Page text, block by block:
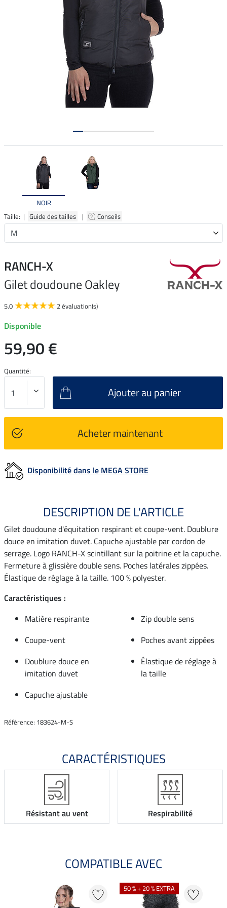
NOIR
Taille: | Guide des tailles | Conseils
RANCH-X
Gilet doudoune Oakley
5.0 2 évaluation(s)
Disponible
59,90 €
Quantité:
Ajouter au panier
Acheter maintenant
Disponibilité dans le MEGA STORE
DESCRIPTION DE L'ARTICLE
Gilet doudoune d'équitation respirant et coupe-vent. Doublure
douce en imitation duvet. Capuche ajustable par cordon de
serrage. Logo RANCH-X scintillant sur la poitrine et la capuche.
Fermeture à glissière double sens. Poches latérales zippées.
Élastique de réglage à la taille. 100 % polyester.
Caractéristiques :
Matière respirante
Zip double sens
Coupe-vent
Poches avant zippées
Doublure douce en
imitation duvet
Élastique de réglage à
la taille
Capuche ajustable
Référence: 183624-M-S
CARACTÉRISTIQUES
Résistant au vent Respirabilité
COMPATIBLE AVEC
50 % + 20 % EXTRA